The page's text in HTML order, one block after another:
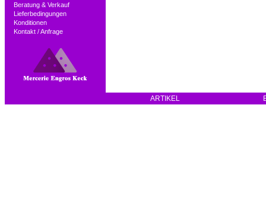
Beratung & Verkauf
Lieferbedingungen
Konditionen
Kontakt / Anfrage
ARTIKEL